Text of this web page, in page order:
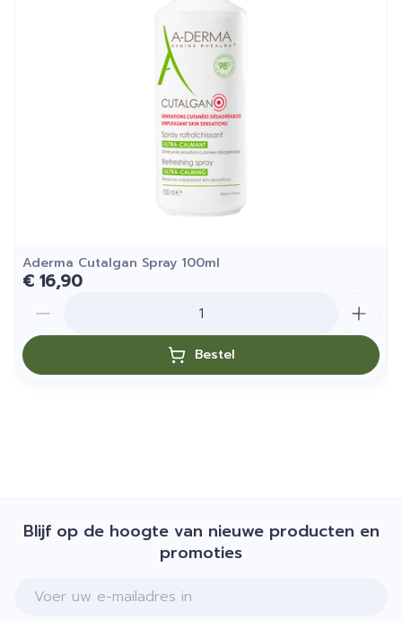
Kamertemperatuur (15°C -
25°C)
Aderma Cutalgan Spray 100ml
€ 16,90
Bestel
Blijf op de hoogte van nieuwe producten en
promoties
E-mail adres